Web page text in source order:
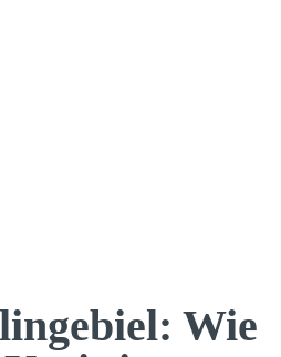
Wie